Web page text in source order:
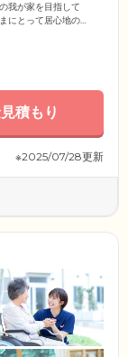
我が家を目指して
にとって居心地の
内には、トイレ・
積もり
※2025/07/28更新